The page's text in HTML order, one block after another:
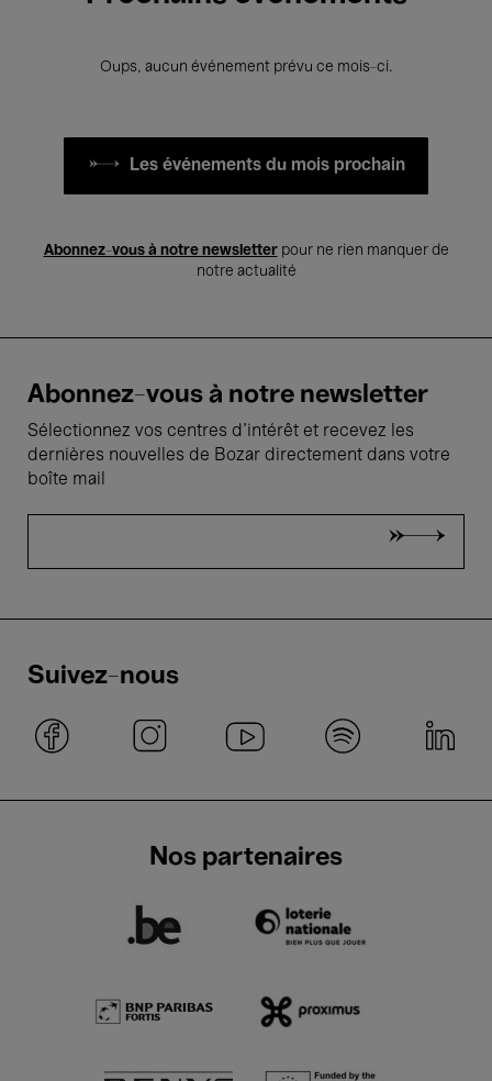
Oups, aucun événement prévu ce mois-ci.
Les événements du mois prochain
Abonnez-vous à notre newsletterpour ne rien manquer de
notre actualité
Abonnez-vous à notre newsletter
Sélectionnez vos centres d'intérêt et recevez les
dernières nouvelles de Bozar directement dans votre
boîte mail
Suivez-nous
Nos partenaires